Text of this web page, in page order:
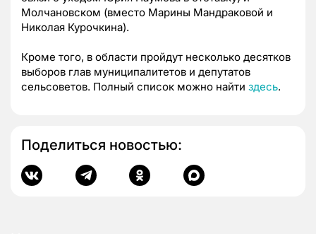
Молчановском (вместо Марины Мандраковой и
Николая Курочкина).
Кроме того, в области пройдут несколько десятков
выборов глав муниципалитетов и депутатов
сельсоветов. Полный список можно найти здесь.
Поделиться новостью: